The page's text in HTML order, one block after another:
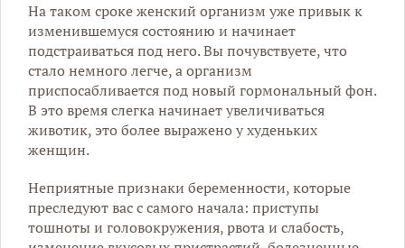
На таком сроке женский организм уже привык к
изменившемуся состоянию и начинает
подстраиваться под него. Вы почувствуете, что
стало немного легче, а организм
приспосабливается под новый гормональный фон.
В это время слегка начинает увеличиваться
животик, это более выражено у худеньких
женщин.
Неприятные признаки беременности, которые
преследуют вас с самого начала: приступы
тошноты и головокружения, рвота и слабость,